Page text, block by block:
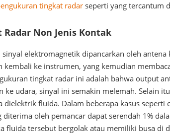
tingkat radarseperti yang tercantum
Non Jenis Kontak
elektromagnetik dipancarkan oleh
kembali ke instrumen, yang kemudian
tingkat radar ini adalah bahwa output
ke udara, sinyal ini semakin melemah. Selain
dielektrik fluida. Dalam beberapa kasus
diterima oleh pemancar dapat serendah 1%
fluida tersebut bergolak atau memiliki busa di